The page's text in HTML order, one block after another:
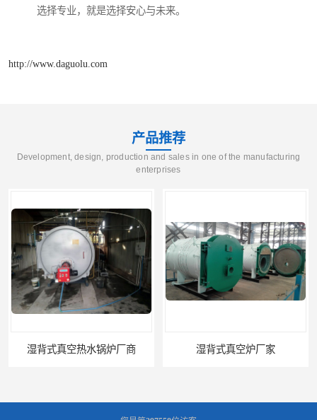
选择专业，就是选择安心与未来。
http://www.daguolu.com
产品推荐
Development, design, production and sales in one of the manufacturing
enterprises
湿背式真空热水锅炉厂商 湿背式真空炉厂家